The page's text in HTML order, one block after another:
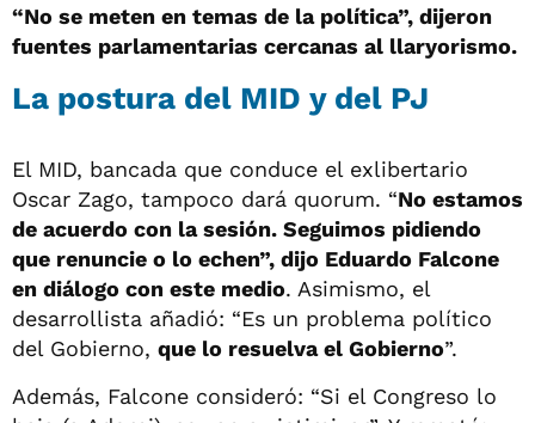
“No se meten en temas de la política”, dijeron
fuentes parlamentarias cercanas al llaryorismo.
La postura del MID y del PJ
El MID, bancada que conduce el exlibertario
Oscar Zago, tampoco dará quorum. “No estamos
de acuerdo con la sesión. Seguimos pidiendo
que renuncie o lo echen”, dijo Eduardo Falcone
en diálogo con este medio. Asimismo, el
desarrollista añadió: “Es un problema político
del Gobierno, que lo resuelva el Gobierno”.
Además, Falcone consideró: “Si el Congreso lo